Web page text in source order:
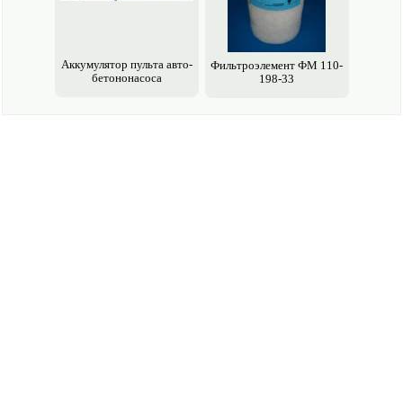
Аккумулятор пульта авто­
бетононасоса
Фильтроэлемент ФМ 110-
198-33